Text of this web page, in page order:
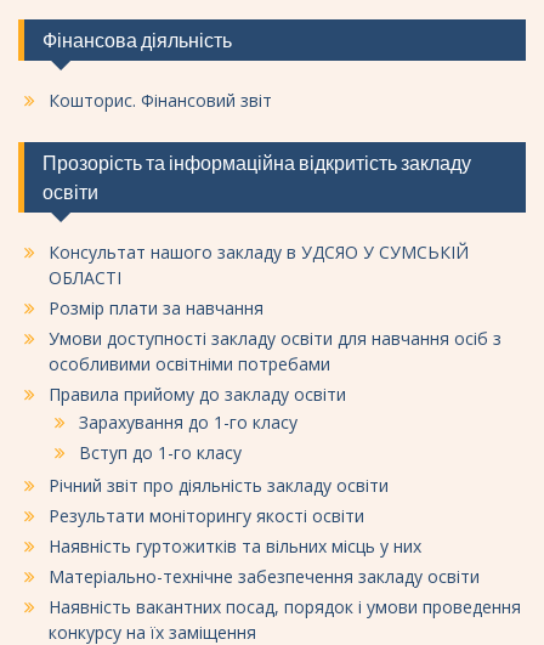
Фінансова діяльність
Кошторис. Фінансовий звіт
Прозорість та інформаційна відкритість закладу
освіти
Консультат нашого закладу в УДСЯО У СУМСЬКІЙ
ОБЛАСТІ
Розмір плати за навчання
Умови доступності закладу освіти для навчання осіб з
особливими освітніми потребами
Правила прийому до закладу освіти
Зарахування до 1-го класу
Вступ до 1-го класу
Річний звіт про діяльність закладу освіти
Результати моніторингу якості освіти
Наявність гуртожитків та вільних місць у них
Матеріально-технічне забезпечення закладу освіти
Наявність вакантних посад, порядок і умови проведення
конкурсу на їх заміщення